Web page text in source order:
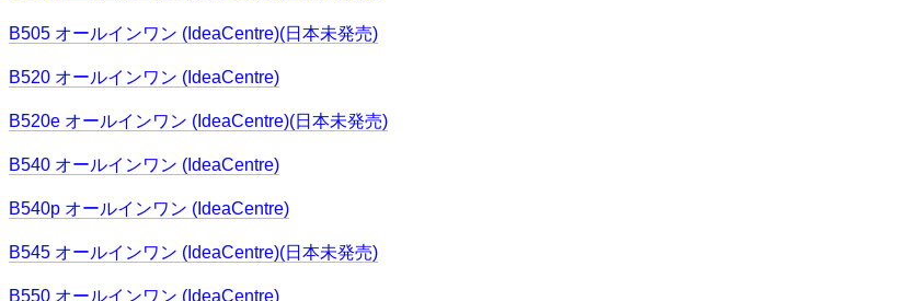
B505 オールインワン (IdeaCentre)(日本未発売)
B520 オールインワン (IdeaCentre)
B520e オールインワン (IdeaCentre)(日本未発売)
B540 オールインワン (IdeaCentre)
B540p オールインワン (IdeaCentre)
B545 オールインワン (IdeaCentre)(日本未発売)
B550 オールインワン (IdeaCentre)